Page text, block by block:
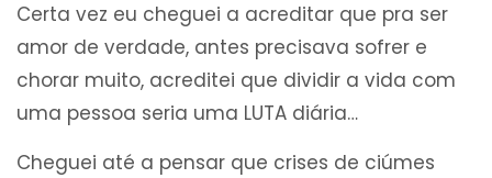
Certa vez eu cheguei a acreditar que pra ser
amor de verdade, antes precisava sofrer e
chorar muito, acreditei que dividir a vida com
uma pessoa seria uma LUTA diária…
Cheguei até a pensar que crises de ciúmes